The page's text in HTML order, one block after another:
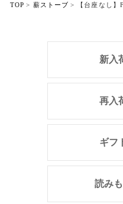
TOP 薪ストーブ 【台座なし
新入
再入
ギフ
読み